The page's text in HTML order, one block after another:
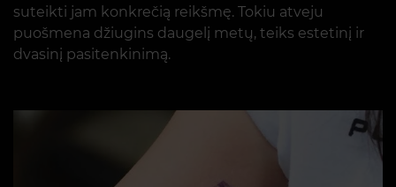
suteikti jam konkrečią reikšmę. Tokiu atveju
puošmena džiugins daugelį metų, teiks estetinį ir
dvasinį pasitenkinimą.